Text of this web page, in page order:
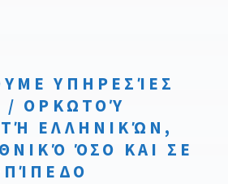
ΥΠΗΡΕΣΊΕΣ
/ ΟΡΚΩΤΟΎ
ΕΛΛΗΝΙΚΏΝ ,
ΌΣΟ ΚΑΙ ΣΕ